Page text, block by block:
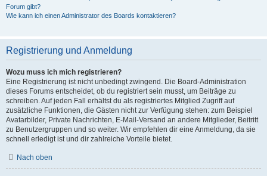
Forum gibt?
Wie kann ich einen Administrator des Boards kontaktieren?
Registrierung und Anmeldung
Wozu muss ich mich registrieren?
Eine Registrierung ist nicht unbedingt zwingend. Die Board-Administration
dieses Forums entscheidet, ob du registriert sein musst, um Beiträge zu
schreiben. Auf jeden Fall erhältst du als registriertes Mitglied Zugriff auf
zusätzliche Funktionen, die Gästen nicht zur Verfügung stehen: zum Beispiel
Avatarbilder, Private Nachrichten, E-Mail-Versand an andere Mitglieder, Beitritt
zu Benutzergruppen und so weiter. Wir empfehlen dir eine Anmeldung, da sie
schnell erledigt ist und dir zahlreiche Vorteile bietet.
Nach oben